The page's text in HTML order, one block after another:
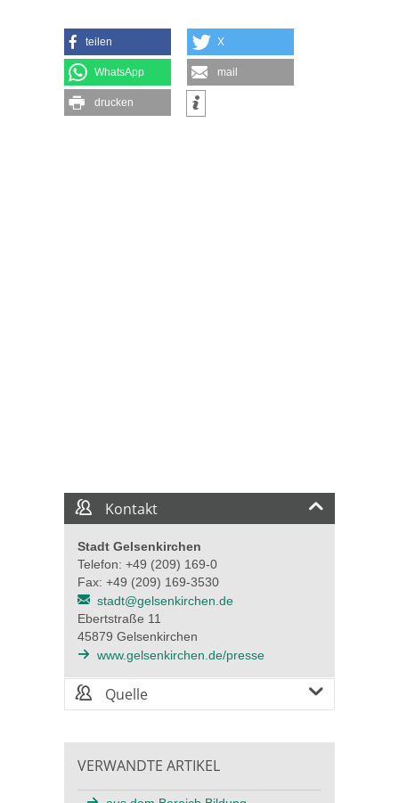
teilen X
WhatsApp mail
drucken
Kontakt
Stadt Gelsenkirchen
Telefon: +49 (209) 169-0
Fax: +49 (209) 169-3530
stadt@gelsenkirchen.de
Ebertstraße 11
45879 Gelsenkirchen
www.gelsenkirchen.de/presse
Quelle
VERWANDTE ARTIKEL